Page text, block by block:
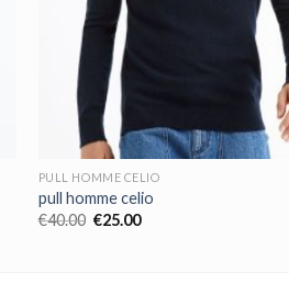
PULL HOMME CELIO
pull homme celio
€40.00 €25.00